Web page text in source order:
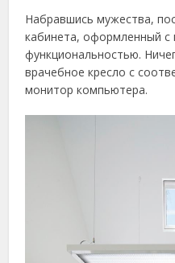
Набравшись мужества,
кабинета, оформленный с
функциональностью.
врачебное кресло с
монитор компьютера.